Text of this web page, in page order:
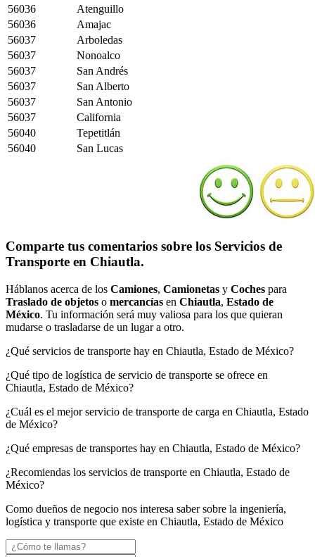
56036
Atenguillo
56036
Amajac
56037
Arboledas
56037
Nonoalco
56037
San Andrés
56037
San Alberto
56037
San Antonio
56037
California
56040
Tepetitlán
56040
San Lucas
Comparte tus comentarios sobre los Servicios de
Transporte en Chiautla.
Háblanos acerca de los Camiones, Camionetas y Coches para
Traslado de objetos o mercancías en Chiautla, Estado de
México. Tu información será muy valiosa para los que quieran
mudarse o trasladarse de un lugar a otro.
¿Qué servicios de transporte hay en Chiautla, Estado de México?
¿Qué tipo de logística de servicio de transporte se ofrece en
Chiautla, Estado de México?
¿Cuál es el mejor servicio de transporte de carga en Chiautla, Estado
de México?
¿Qué empresas de transportes hay en Chiautla, Estado de México?
¿Recomiendas los servicios de transporte en Chiautla, Estado de
México?
Como dueños de negocio nos interesa saber sobre la ingeniería,
logística y transporte que existe en Chiautla, Estado de México